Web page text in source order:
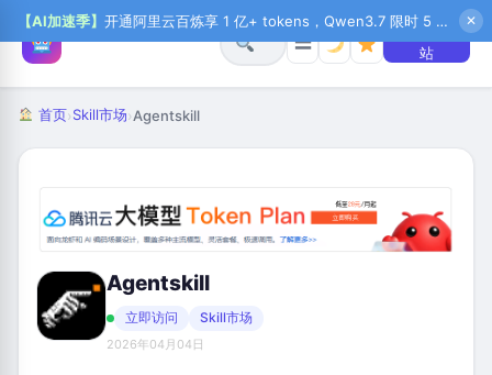
【AI加速季】 开通阿里云百炼享 1 亿+ tokens，Qwen3.7 限时 5 折起，秒悟新注送 1 万积分，加入 OPC 赢百万助力金，QoderWork CN 首月 0 元 ✕
☰
+ 提交网
站
首页›Skill市场›Agentskill
Agentskill
立即访问 Skill市场
2026年04月04日